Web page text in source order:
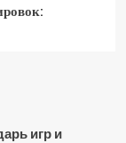
игр и